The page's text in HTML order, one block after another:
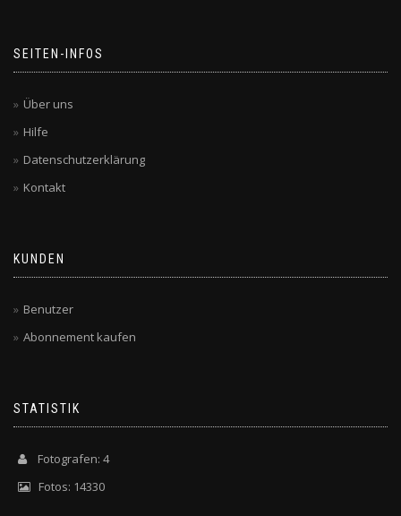
SEITEN-INFOS
Über uns
Hilfe
Datenschutzerklärung
Kontakt
KUNDEN
Benutzer
Abonnement kaufen
STATISTIK
Fotografen: 4
Fotos: 14330